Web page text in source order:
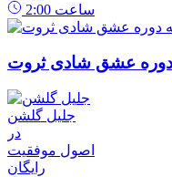
2:00 ساعت
دوره عشق شادی ثروت
جلیل گلشن
در
اصول موفقیت
رایگان